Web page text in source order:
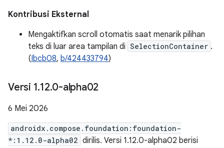
Kontribusi Eksternal
Mengaktifkan scroll otomatis saat menarik pilihan
teks di luar area tampilan di SelectionContainer .
(Ibcb08, b/424433794)
Versi 1.12.0-alpha02
6 Mei 2026
androidx.compose.foundation:foundation-
*:1.12.0-alpha02 dirilis. Versi 1.12.0-alpha02 berisi